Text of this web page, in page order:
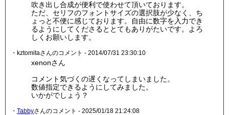
吹き出し合成が便利で使わせて頂いております。
ただ、セリフのフォントサイズの選択肢が少なく、ち
ょっと不便に感じております。自由に数字を入力でき
るようにしてくださるととてもありがたいです。よろ
しくお願いします。
・kztomitaさんのコメント - 2014/07/31 23:30:10
xenonさん
コメント気づくの遅くなってしまいました。
数値指定できるようにしてみました。
いかがでしょう？
・ Tabbyさんのコメント - 2025/01/18 21:24:08